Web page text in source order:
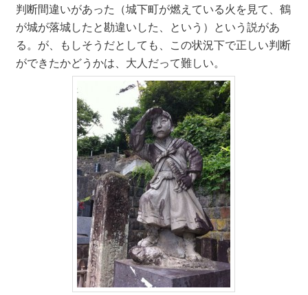
判断間違いがあった（城下町が燃えている火を見て、鶴
が城が落城したと勘違いした、という）という説があ
る。が、もしそうだとしても、この状況下で正しい判断
ができたかどうかは、大人だって難しい。